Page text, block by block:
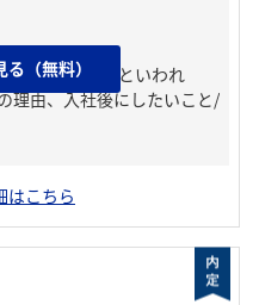
からどんな人といわれ
理由、入社後にしたいこと/
（無料）
はこちら